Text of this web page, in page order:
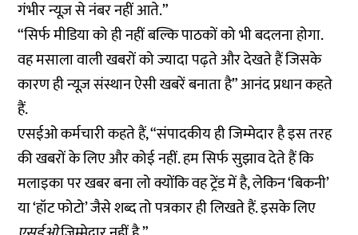
गंभीर न्यूज़ से नंबर नहीं आते.”
“सिर्फ मीडिया को ही नहीं बल्कि पाठकों को भी बदलना होगा.
वह मसाला वाली खबरों को ज्यादा पढ़ते और देखते हैं जिसके
कारण ही न्यूज़ संस्थान ऐसी खबरें बनाता है” आनंद प्रधान कहते
हैं.
एसईओ कर्मचारी कहते हैं, “संपादकीय ही जिम्मेदार है इस तरह
की खबरों के लिए और कोई नहीं. हम सिर्फ सुझाव देते हैं कि
मलाइका पर खबर बना लो क्योंकि वह ट्रेंड में है, लेकिन ‘बिकनी’
या ‘हॉट फोटो’ जैसे शब्द तो पत्रकार ही लिखते हैं. इसके लिए